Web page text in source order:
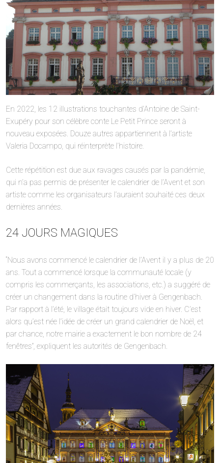
En 2022, les 12 illustrations touchantes d’Antoine de Saint-
Exupéry pour son célèbre conte Le Petit Prince seront à
nouveau exposées. Douze autres appartiennent à l’artiste
Valeria Docampo, qui réinterprète l’histoire.
Cette répétition est due aux ravages causés par la pandémie,
qui n’a pas permis de présenter le calendrier de l’Avent et son
artiste comme les organisateurs l’auraient souhaité ces deux
dernières années.
24 JOURS MAGIQUES
“Nous avons commencé le calendrier de l’Avent il y a plus de 20
ans. Tout a commencé lorsque la communauté locale (y
compris les commerçants, les associations, etc.) a suggéré de
créer un changement dans la routine d’hiver à Gengenbach.
Par rapport à l’été, le village était toujours vide en hiver. C’est
alors qu’est née l’idée de créer un grand calendrier de Noël, et
par chance, notre mairie a exactement le bon nombre de 24
fenêtres”, expliquent les autorités de Gengenbach.